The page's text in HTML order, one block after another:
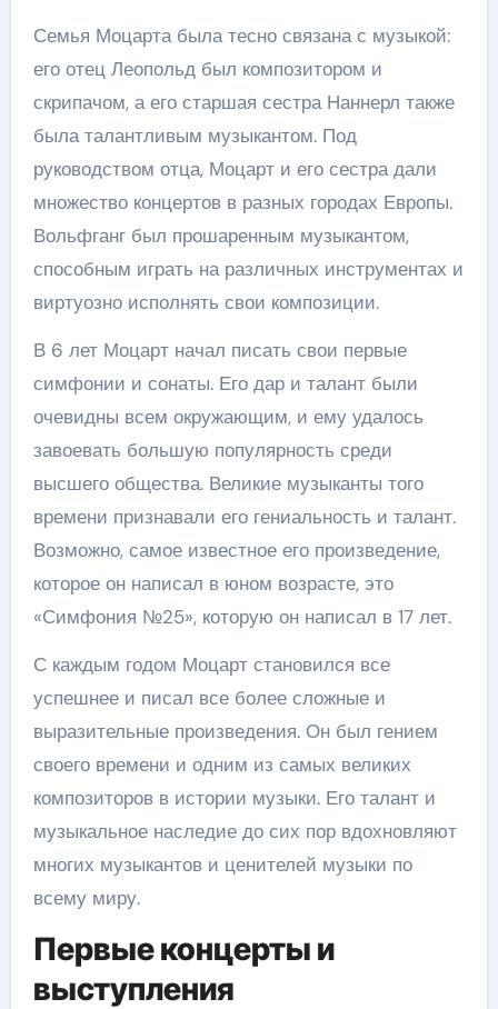
Семья Моцарта была тесно связана с музыкой:
его отец Леопольд был композитором и
скрипачом, а его старшая сестра Наннерл также
была талантливым музыкантом. Под
руководством отца, Моцарт и его сестра дали
множество концертов в разных городах Европы.
Вольфганг был прошаренным музыкантом,
способным играть на различных инструментах и
виртуозно исполнять свои композиции.
В 6 лет Моцарт начал писать свои первые
симфонии и сонаты. Его дар и талант были
очевидны всем окружающим, и ему удалось
завоевать большую популярность среди
высшего общества. Великие музыканты того
времени признавали его гениальность и талант.
Возможно, самое известное его произведение,
которое он написал в юном возрасте, это
«Симфония №25», которую он написал в 17 лет.
С каждым годом Моцарт становился все
успешнее и писал все более сложные и
выразительные произведения. Он был гением
своего времени и одним из самых великих
композиторов в истории музыки. Его талант и
музыкальное наследие до сих пор вдохновляют
многих музыкантов и ценителей музыки по
всему миру.
Первые концерты и
выступления